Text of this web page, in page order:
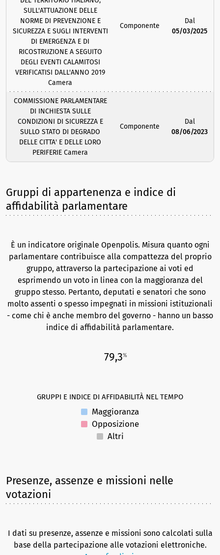
SULL'ATTUAZIONE DELLE
NORME DI PREVENZIONE E
SICUREZZA E SUGLI INTERVENTI
DI EMERGENZA E DI
RICOSTRUZIONE A SEGUITO
DEGLI EVENTI CALAMITOSI
VERIFICATISI DALL'ANNO 2019
Camera
Componente
Dal
05/03/2025
COMMISSIONE PARLAMENTARE
DI INCHIESTA SULLE
CONDIZIONI DI SICUREZZA E
SULLO STATO DI DEGRADO
DELLE CITTA' E DELLE LORO
PERIFERIE Camera
Componente
Dal
08/06/2023
Gruppi di appartenenza e indice di
affidabilità parlamentare
È un indicatore originale Openpolis. Misura quanto ogni
parlamentare contribuisce alla compattezza del proprio
gruppo, attraverso la partecipazione ai voti ed
esprimendo un voto in linea con la maggioranza del
gruppo stesso. Pertanto, deputati e senatori che sono
molto assenti o spesso impegnati in missioni istituzionali
- come chi è anche membro del governo - hanno un basso
indice di affidabilità parlamentare.
79,3%
GRUPPI E INDICE DI AFFIDABILITÀ NEL TEMPO
Maggioranza
Opposizione
Altri
Presenze, assenze e missioni nelle
votazioni
I dati su presenze, assenze e missioni sono calcolati sulla
base della partecipazione alle votazioni elettroniche.